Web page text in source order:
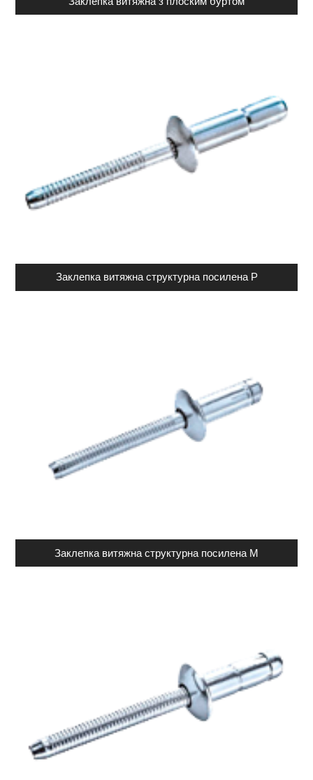
Заклепка витяжна структурна посилена Р
Заклепка витяжна структурна посилена М